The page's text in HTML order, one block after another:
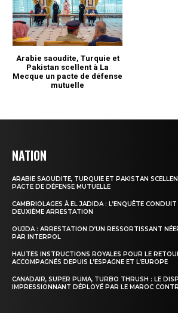
NATION
ARABIE SAOUDITE, TURQUIE ET PAKISTAN
PACTE DE DÉFENSE MUTUELLE
CAMBRIOLAGES À EL JADIDA : L’ENQUÊTE
DEUXIÈME ARRESTATION
OUJDA : ARRESTATION D’UN RESSORTISSANT
PAR INTERPOL
HAUTES INSTRUCTIONS ROYALES POUR LE
ACCOMPAGNÉS DEPUIS L’ESPAGNE ET L’EUROPE
CANADAIR, SUPER PUMA, TURBO THRUSH : LE
IMPRESSIONNANT DÉPLOYÉ PAR LE MAROC